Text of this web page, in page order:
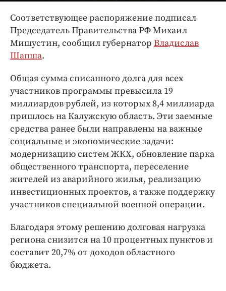
Блоги
Издания
Медиаперсона
Клиника года
Бренд года
Работодатель года
Соответствующее распоряжение подписал
Председатель Правительства РФ Михаил
Мишустин, сообщил губернатор Владислав
Шапша.
Общая сумма списанного долга для всех
участников программы превысила 19
миллиардов рублей, из которых 8,4 миллиарда
пришлось на Калужскую область. Эти заемные
средства ранее были направлены на важные
социальные и экономические задачи:
модернизацию систем ЖКХ, обновление парка
общественного транспорта, переселение
жителей из аварийного жилья, реализацию
инвестиционных проектов, а также поддержку
участников специальной военной операции.
Благодаря этому решению долговая нагрузка
региона снизится на 10 процентных пунктов и
составит 20,7% от доходов областного
бюджета.